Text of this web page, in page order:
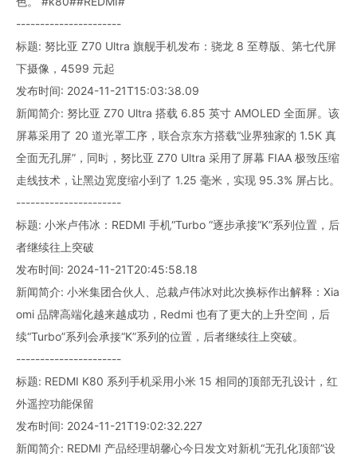
----------------------
标题: 努比亚 Z70 Ultra 旗舰手机发布：骁龙 8 至尊版、第七代屏
下摄像，4599 元起
发布时间: 2024-11-21T15:03:38.09
新闻简介: 努比亚 Z70 Ultra 搭载 6.85 英寸 AMOLED 全面屏。该
屏幕采用了 20 道光罩工序，联合京东方搭载“业界独家的 1.5K 真
全面无孔屏”，同时，努比亚 Z70 Ultra 采用了屏幕 FIAA 极致压缩
走线技术，让黑边宽度缩小到了 1.25 毫米，实现 95.3% 屏占比。
----------------------
标题: 小米卢伟冰：REDMI 手机“Turbo ”逐步承接“K”系列位置，后
者继续往上突破
发布时间: 2024-11-21T20:45:58.18
新闻简介: 小米集团合伙人、总裁卢伟冰对此次换标作出解释：Xia
omi 品牌高端化越来越成功，Redmi 也有了更大的上升空间，后
续“Turbo”系列会承接“K”系列的位置，后者继续往上突破。
----------------------
标题: REDMI K80 系列手机采用小米 15 相同的顶部无孔设计，红
外遥控功能保留
发布时间: 2024-11-21T19:02:32.227
新闻简介: REDMI 产品经理胡馨心今日发文对新机“无孔化顶部”设